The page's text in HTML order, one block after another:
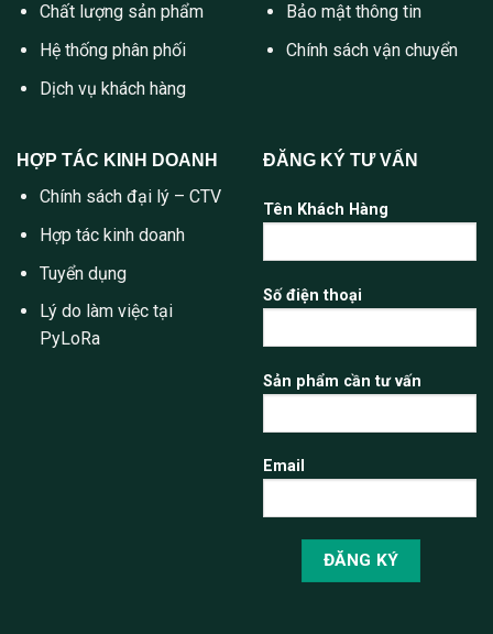
Chất lượng sản phẩm
Hệ thống phân phối
Dịch vụ khách hàng
Bảo mật thông tin
Chính sách vận chuyển
HỢP TÁC KINH DOANH
Chính sách đại lý – CTV
Hợp tác kinh doanh
Tuyển dụng
Lý do làm việc tại
PyLoRa
ĐĂNG KÝ TƯ VẤN
Tên Khách Hàng
Số điện thoại
Sản phẩm cần tư vấn
Email